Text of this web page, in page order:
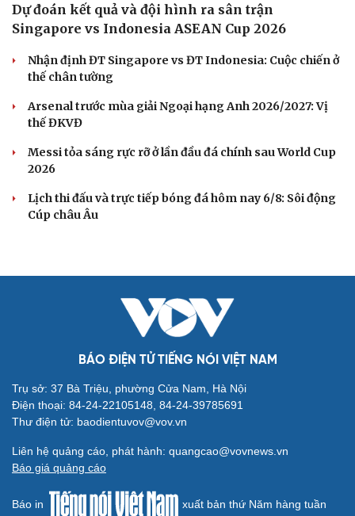
Dự đoán kết quả và đội hình ra sân trận
Singapore vs Indonesia ASEAN Cup 2026
Nhận định ĐT Singapore vs ĐT Indonesia: Cuộc chiến ở
thế chân tường
Arsenal trước mùa giải Ngoại hạng Anh 2026/2027: Vị
thế ĐKVĐ
Messi tỏa sáng rực rỡ ở lần đầu đá chính sau World Cup
2026
Lịch thi đấu và trực tiếp bóng đá hôm nay 6/8: Sôi động
Cúp châu Âu
BÁO ĐIỆN TỬ TIẾNG NÓI VIỆT NAM
Trụ sở: 37 Bà Triệu, phường Cửa Nam, Hà Nội
Điện thoại: 84-24-22105148, 84-24-39785691
Thư điện tử: baodientuvov@vov.vn
Liên hệ quảng cáo, phát hành: quangcao@vovnews.vn
Báo giá quảng cáo
Báo in xuất bản thứ Năm hàng tuần